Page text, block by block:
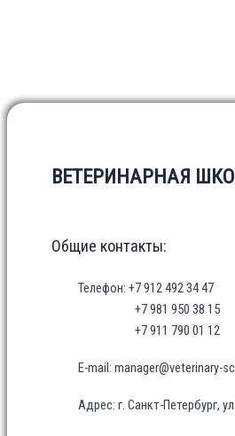
ВЕТЕРИНАРНАЯ
Общие контакты:
Телефон: +7 912 492 34 47
+7 981 950 38 15
+7 911 790 01 12
E-mail: manager@veterinary-
Адрес: г. Санкт-Петербург,